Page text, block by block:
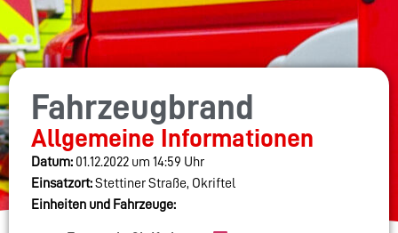
Fahrzeugbrand
Allgemeine Informationen
Datum: 01.12.2022 um 14:59 Uhr
Einsatzort:Stettiner Straße, Okriftel
Einheiten und Fahrzeuge: